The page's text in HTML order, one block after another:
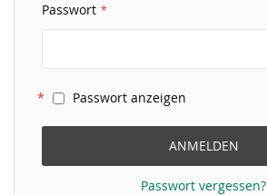
Passwort
Passwort anzeigen
ANMELDEN
Passwort vergessen?